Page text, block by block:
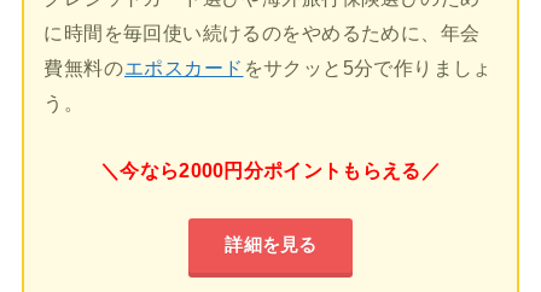
に時間を毎回使い続けるのをやめるために、年会
費無料のエポスカード をサクッと5分で作りましょ
う。
＼今なら2000円分ポイントもらえる／
詳細を見る